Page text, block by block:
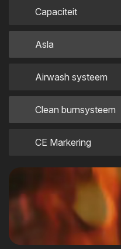
Capaciteit
Asla
Airwash systeem
Clean burnsysteem
CE Markering